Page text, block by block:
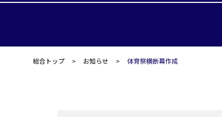
総合トップ お知らせ 体育祭横断幕作成